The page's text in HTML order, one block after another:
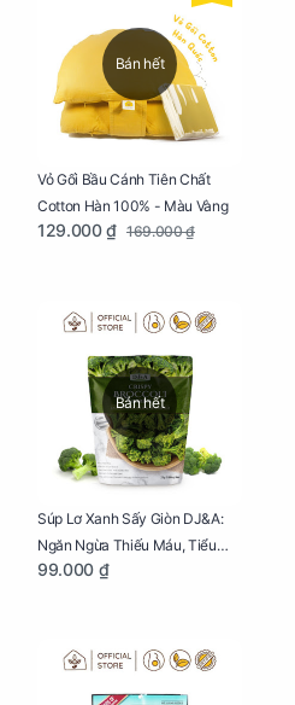
Bán hết
Vỏ Gối Bầu Cánh Tiên Chất
Cotton Hàn 100% - Màu Vàng
129.000 ₫ 169.000 ₫
Bán hết
Súp Lơ Xanh Sấy Giòn DJ&A:
Ngăn Ngừa Thiếu Máu, Tiểu
Đường, Dị Tật Thai Nhi Túi 25g
99.000 ₫